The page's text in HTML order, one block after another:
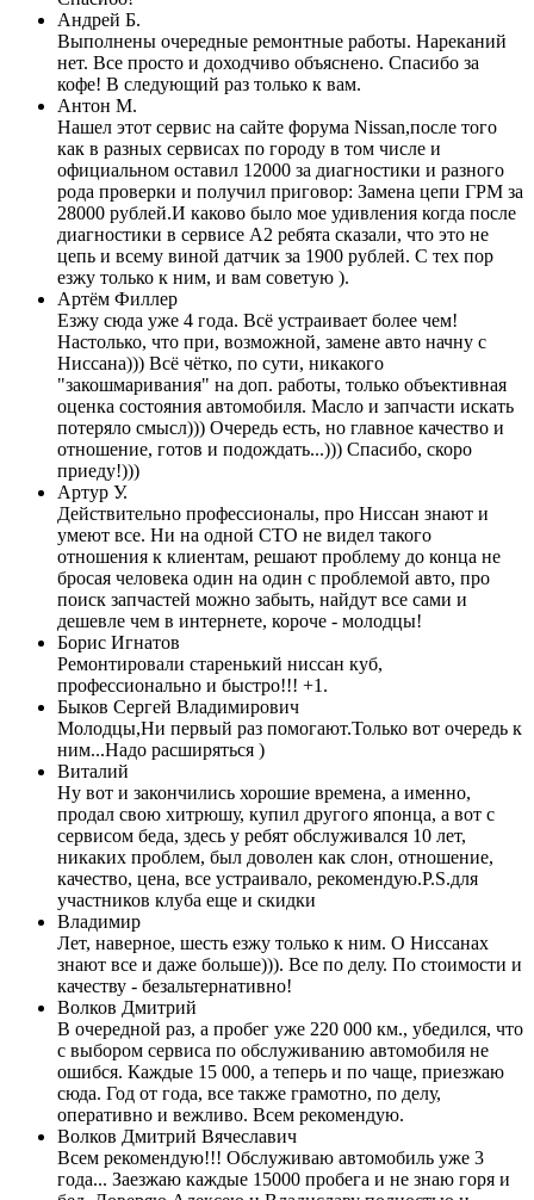
Андрей Б.
Выполнены очередные ремонтные работы. Нареканий
нет. Все просто и доходчиво объяснено. Спасибо за
кофе! В следующий раз только к вам.
Антон М.
Нашел этот сервис на сайте форума Nissan,после того
как в разных сервисах по городу в том числе и
официальном оставил 12000 за диагностики и разного
рода проверки и получил приговор: Замена цепи ГРМ за
28000 рублей.И каково было мое удивления когда после
диагностики в сервисе А2 ребята сказали, что это не
цепь и всему виной датчик за 1900 рублей. С тех пор
езжу только к ним, и вам советую ).
Артём Филлер
Езжу сюда уже 4 года. Всё устраивает более чем!
Настолько, что при, возможной, замене авто начну с
Ниссана))) Всё чётко, по сути, никакого
"закошмаривания" на доп. работы, только объективная
оценка состояния автомобиля. Масло и запчасти искать
потеряло смысл))) Очередь есть, но главное качество и
отношение, готов и подождать...))) Спасибо, скоро
приеду!)))
Артур У.
Действительно профессионалы, про Ниссан знают и
умеют все. Ни на одной СТО не видел такого
отношения к клиентам, решают проблему до конца не
бросая человека один на один с проблемой авто, про
поиск запчастей можно забыть, найдут все сами и
дешевле чем в интернете, короче - молодцы!
Борис Игнатов
Ремонтировали старенький ниссан куб,
профессионально и быстро!!! +1.
Быков Сергей Владимирович
Молодцы,Ни первый раз помогают.Только вот очередь к
ним...Надо расширяться )
Виталий
Ну вот и закончились хорошие времена, а именно,
продал свою хитрюшу, купил другого японца, а вот с
сервисом беда, здесь у ребят обслуживался 10 лет,
никаких проблем, был доволен как слон, отношение,
качество, цена, все устраивало, рекомендую.P.S.для
участников клуба еще и скидки
Владимир
Лет, наверное, шесть езжу только к ним. О Ниссанах
знают все и даже больше))). Все по делу. По стоимости и
качеству - безальтернативно!
Волков Дмитрий
В очередной раз, а пробег уже 220 000 км., убедился, что
с выбором сервиса по обслуживанию автомобиля не
ошибся. Каждые 15 000, а теперь и по чаще, приезжаю
сюда. Год от года, все также грамотно, по делу,
оперативно и вежливо. Всем рекомендую.
Волков Дмитрий Вячеславич
Всем рекомендую!!! Обслуживаю автомобиль уже 3
года... Заезжаю каждые 15000 пробега и не знаю горя и